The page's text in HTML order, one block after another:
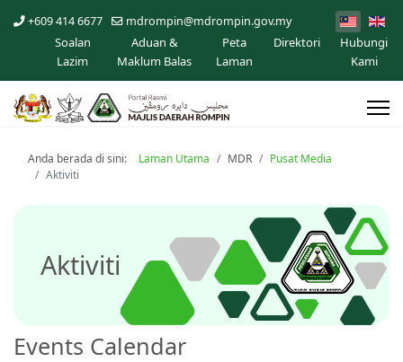
+609 414 6677 mdrompin@mdrompin.gov.my
Soalan
Lazim
Aduan &
Maklum Balas
Peta
Laman
Direktori
Hubungi
Kami
Anda berada di sini: Laman Utama MDR
Pusat Media
Aktiviti
Aktiviti
Events Calendar